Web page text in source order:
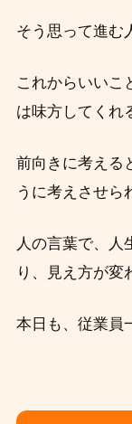
そう思って進む
これからいいこ
は味方してくれ
前向きに考える
うに考えさせら
人の言葉で、人
り、見え方が変
本日も、従業員